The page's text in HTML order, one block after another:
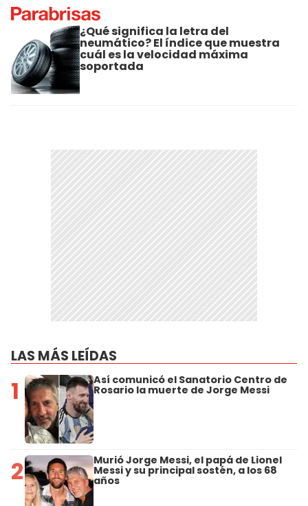
¿Qué significa la letra del
neumático? El índice que muestra
cuál es la velocidad máxima
soportada
LAS MÁS LEÍDAS
1 Así comunicó el Sanatorio Centro de
Rosario la muerte de Jorge Messi
2 Murió Jorge Messi, el papá de Lionel
Messi y su principal sostén, a los 68
años